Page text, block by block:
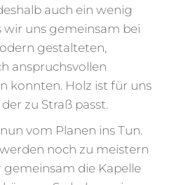
auch ein wenig
wir uns gemeinsam bei
gestalteten,
anspruchsvollen
konnten. Holz ist für uns
zu Straß passt.
vom Planen ins Tun.
noch zu meistern
gemeinsam die Kapelle